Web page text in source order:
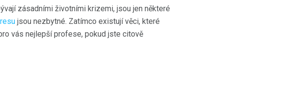
zásadními životními krizemi, jsou jen některé
jsou nezbytné. Zatímco existují věci, které
vás nejlepší profese, pokud jste citově